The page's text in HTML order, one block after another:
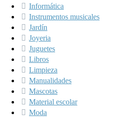
Informática
Instrumentos musicales
Jardín
Joyeria
Juguetes
Libros
Limpieza
Manualidades
Mascotas
Material escolar
Moda